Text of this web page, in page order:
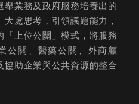
舉業務及政府服務培養出的
大處思考，引領議題能力，
「上位公關」模式，將服務
公關、醫藥公關、外商顧
協助企業與公共資源的整合